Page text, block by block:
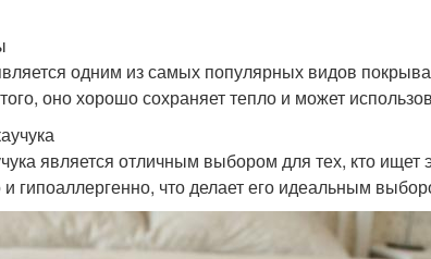
одним из самых популярных видов
оно хорошо сохраняет тепло и может
является отличным выбором для тех, кто ищет
и гипоаллергенно, что делает его идеальным